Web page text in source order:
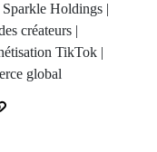
Holdings |
créateurs |
TikTok |
global
Lamine